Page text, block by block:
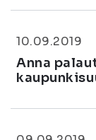
10.09.2019
Anna